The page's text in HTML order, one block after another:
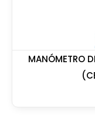
MANÓMETRO